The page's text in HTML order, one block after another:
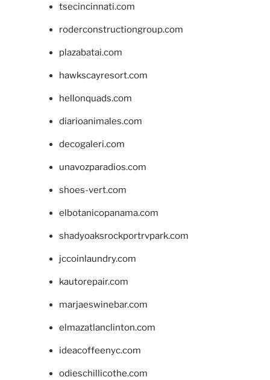
tsecincinnati.com
roderconstructiongroup.com
plazabatai.com
hawkscayresort.com
hellonquads.com
diarioanimales.com
decogaleri.com
unavozparadios.com
shoes-vert.com
elbotanicopanama.com
shadyoaksrockportrvpark.com
jccoinlaundry.com
kautorepair.com
marjaeswinebar.com
elmazatlanclinton.com
ideacoffeenyc.com
odieschillicothe.com